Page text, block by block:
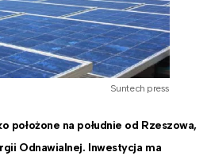
Suntech press
położone na południe od Rzeszowa,
Odnawialnej. Inwestycja ma